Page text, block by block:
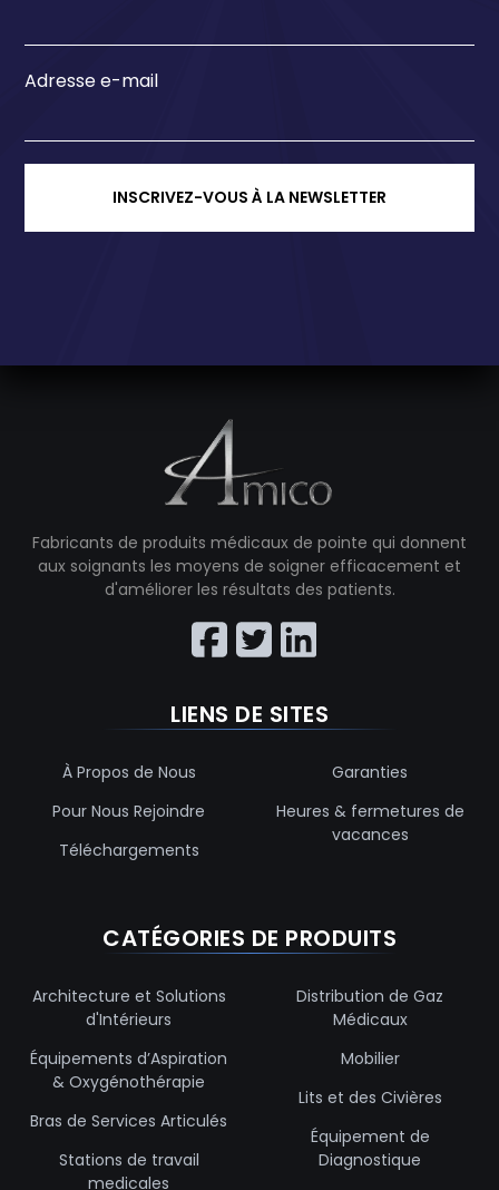
Adresse e-mail
INSCRIVEZ-VOUS À LA NEWSLETTER
Fabricants de produits médicaux de pointe qui donnent
aux soignants les moyens de soigner efficacement et
d'améliorer les résultats des patients.
LIENS DE SITES
À Propos de Nous
Pour Nous Rejoindre
Téléchargements
Garanties
Heures & fermetures de
vacances
CATÉGORIES DE PRODUITS
Architecture et Solutions
d'Intérieurs
Équipements d’Aspiration
& Oxygénothérapie
Bras de Services Articulés
Stations de travail
medicales
Distribution de Gaz
Médicaux
Mobilier
Lits et des Civières
Équipement de
Diagnostique